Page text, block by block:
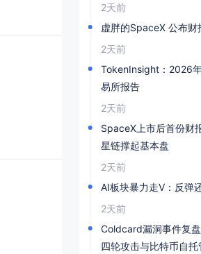
2天前
虚胖的SpaceX 公布财
2天前
TokenInsight：2026
易所报告
2天前
SpaceX上市后首份财
星链撑起基本盘
2天前
AI板块暴力走V：反弹
2天前
Coldcard漏洞事件复盘
四轮攻击与比特币自托